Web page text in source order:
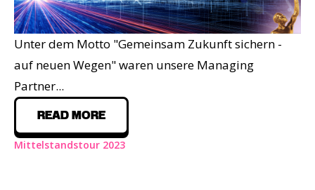
Unter dem Motto "Gemeinsam Zukunft sichern -
auf neuen Wegen"waren unsere Managing
Partner...
READ MORE
Mittelstandstour 2023